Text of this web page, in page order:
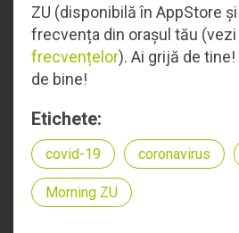
ZU (disponibilă în AppStore
frecvența din orașul tău (vezi
frecvențelor). Ai grijă de
de bine!
Etichete:
covid-19 coronavirus
Morning ZU